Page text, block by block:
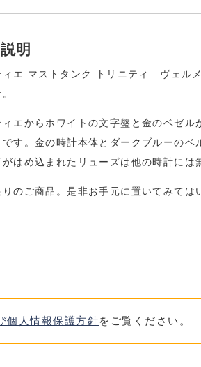
明
ィエ マストタンク トリニティ―ヴェル
ィエからホワイトの文字盤と金のベゼル
です。金の時計本体とダークブルーのベ
がはめ込まれたリューズは他の時計には
りのご商品。是非お手元に置いてみては
個人情報保護方針をご覧ください。